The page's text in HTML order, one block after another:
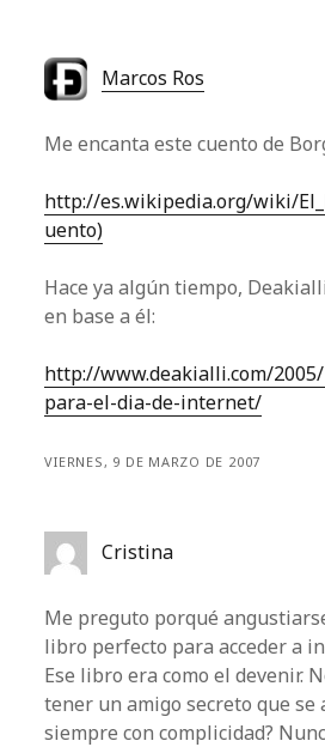
Marcos Ros
Me encanta este cuento de
http://es.wikipedia.org/wiki/
uento)
Hace ya algún tiempo,
en base a él:
http://www.deakialli.com/
para-el-dia-de-internet/
VIERNES, 9 DE MARZO DE 2007
Cristina
Me preguto porqué
libro perfecto para acceder a
Ese libro era como el devenir.
tener un amigo secreto que se
siempre con complicidad?